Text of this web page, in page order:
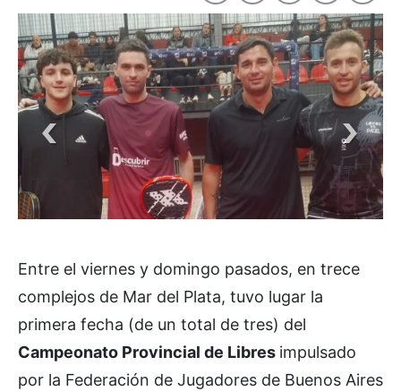
Entre el viernes y domingo pasados, en trece
complejos de Mar del Plata, tuvo lugar la
primera fecha (de un total de tres) del
Campeonato Provincial de Libres impulsado
por la Federación de Jugadores de Buenos Aires